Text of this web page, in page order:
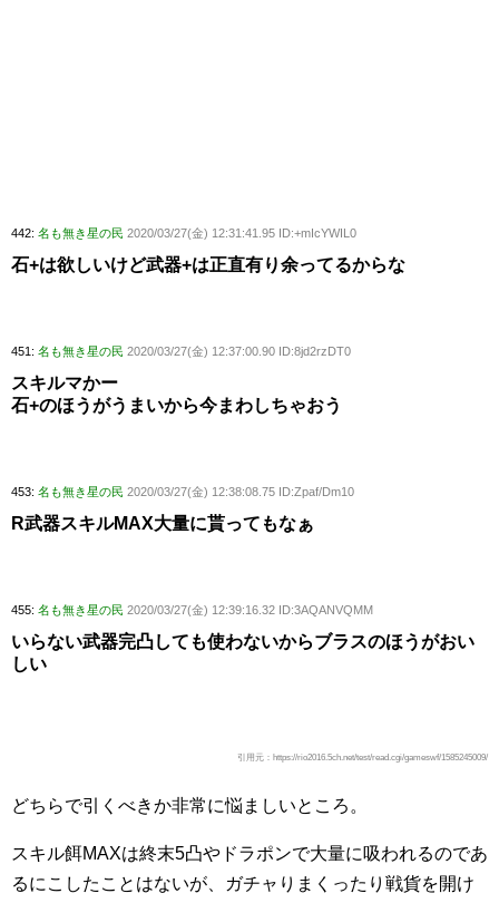
442: 名も無き星の民 2020/03/27(金) 12:31:41.95 ID:+mIcYWIL0
石+は欲しいけど武器+は正直有り余ってるからな
451: 名も無き星の民 2020/03/27(金) 12:37:00.90 ID:8jd2rzDT0
スキルマかー
石+のほうがうまいから今まわしちゃおう
453: 名も無き星の民 2020/03/27(金) 12:38:08.75 ID:Zpaf/Dm10
R武器スキルMAX大量に貰ってもなぁ
455: 名も無き星の民 2020/03/27(金) 12:39:16.32 ID:3AQANVQMM
いらない武器完凸しても使わないからブラスのほうがおい
しい
引用元：https://rio2016.5ch.net/test/read.cgi/gameswf/1585245009/
どちらで引くべきか非常に悩ましいところ。
スキル餌MAXは終末5凸やドラポンで大量に吸われるのであ
るにこしたことはないが、ガチャりまくったり戦貨を開け